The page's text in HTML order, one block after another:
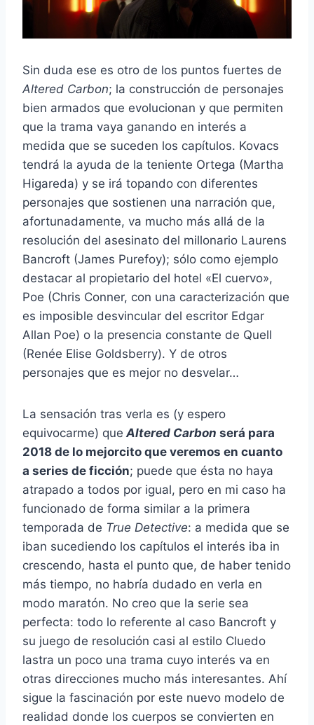
Sin duda ese es otro de los puntos fuertes de
Altered Carbon; la construcción de personajes
bien armados que evolucionan y que permiten
que la trama vaya ganando en interés a
medida que se suceden los capítulos. Kovacs
tendrá la ayuda de la teniente Ortega (Martha
Higareda) y se irá topando con diferentes
personajes que sostienen una narración que,
afortunadamente, va mucho más allá de la
resolución del asesinato del millonario Laurens
Bancroft (James Purefoy); sólo como ejemplo
destacar al propietario del hotel «El cuervo»,
Poe (Chris Conner, con una caracterización que
es imposible desvincular del escritor Edgar
Allan Poe) o la presencia constante de Quell
(Renée Elise Goldsberry). Y de otros
personajes que es mejor no desvelar…
La sensación tras verla es (y espero
equivocarme) que Altered Carbon será para
2018 de lo mejorcito que veremos en cuanto
a series de ficción; puede que ésta no haya
atrapado a todos por igual, pero en mi caso ha
funcionado de forma similar a la primera
temporada de True Detective: a medida que se
iban sucediendo los capítulos el interés iba in
crescendo, hasta el punto que, de haber tenido
más tiempo, no habría dudado en verla en
modo maratón. No creo que la serie sea
perfecta: todo lo referente al caso Bancroft y
su juego de resolución casi al estilo Cluedo
lastra un poco una trama cuyo interés va en
otras direcciones mucho más interesantes. Ahí
sigue la fascinación por este nuevo modelo de
realidad donde los cuerpos se convierten en